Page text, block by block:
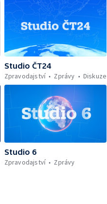
Studio ČT24
Zpravodajství
Zprávy Diskuze
Studio 6
Zpravodajství
Zprávy